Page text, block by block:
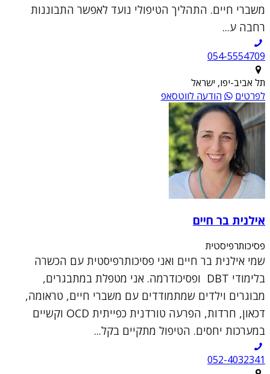
משברי חיים. התהליך הטיפולי נועד לאפשר התבוננות
רחבה ע...
054-5554709
תל אביב-יפו, ישראל
לפרטים
הודעה לווטסאפ
אילנית בר חיים
פסיכותרפיסטית
שמי אילנית בר חיים ואני פסיכותרפיסטית עם הכשרה
בלימודי DBT ופסיכודרמה. אני מטפלת במתבגרים,
מבוגרים וילדים שמתמודדים עם משברי חיים, טראומה,
דכאון, חרדות, הפרעה טורדנית כפייתית OCD וקשיים
במערכות יחסים. הטיפול מתקיים בקל...
052-4032341